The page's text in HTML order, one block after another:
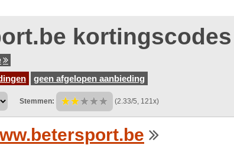
kortingscodes
geen afgelopen aanbieding
Stemmen: (2.33/5, 121x)